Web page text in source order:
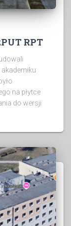
RPT
na płytce
do wersji